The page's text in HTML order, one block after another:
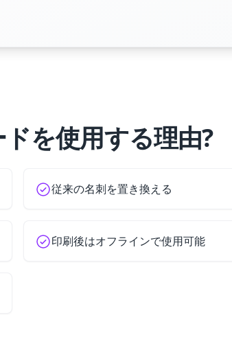
を使用する理由?
従来の名刺を置き換える
印刷後はオフラインで使用可能